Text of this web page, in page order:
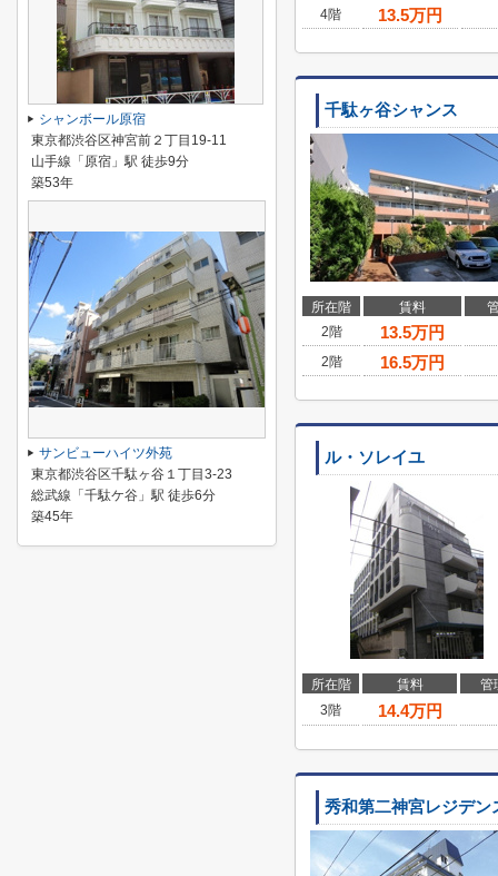
4階 13.5万円
千駄ヶ谷シャンス
所在階 賃料
2階
13.5万円
2階 16.5万円
ル・ソレイユ
所在階 賃料
管
3階
14.4万円
秀和第二神宮レジデン
シャンボール原宿
東京都渋谷区神宮前２丁目19-11
山手線「原宿」駅 徒歩9分
築53年
サンビューハイツ外苑
東京都渋谷区千駄ヶ谷１丁目3-23
総武線「千駄ケ谷」駅 徒歩6分
築45年